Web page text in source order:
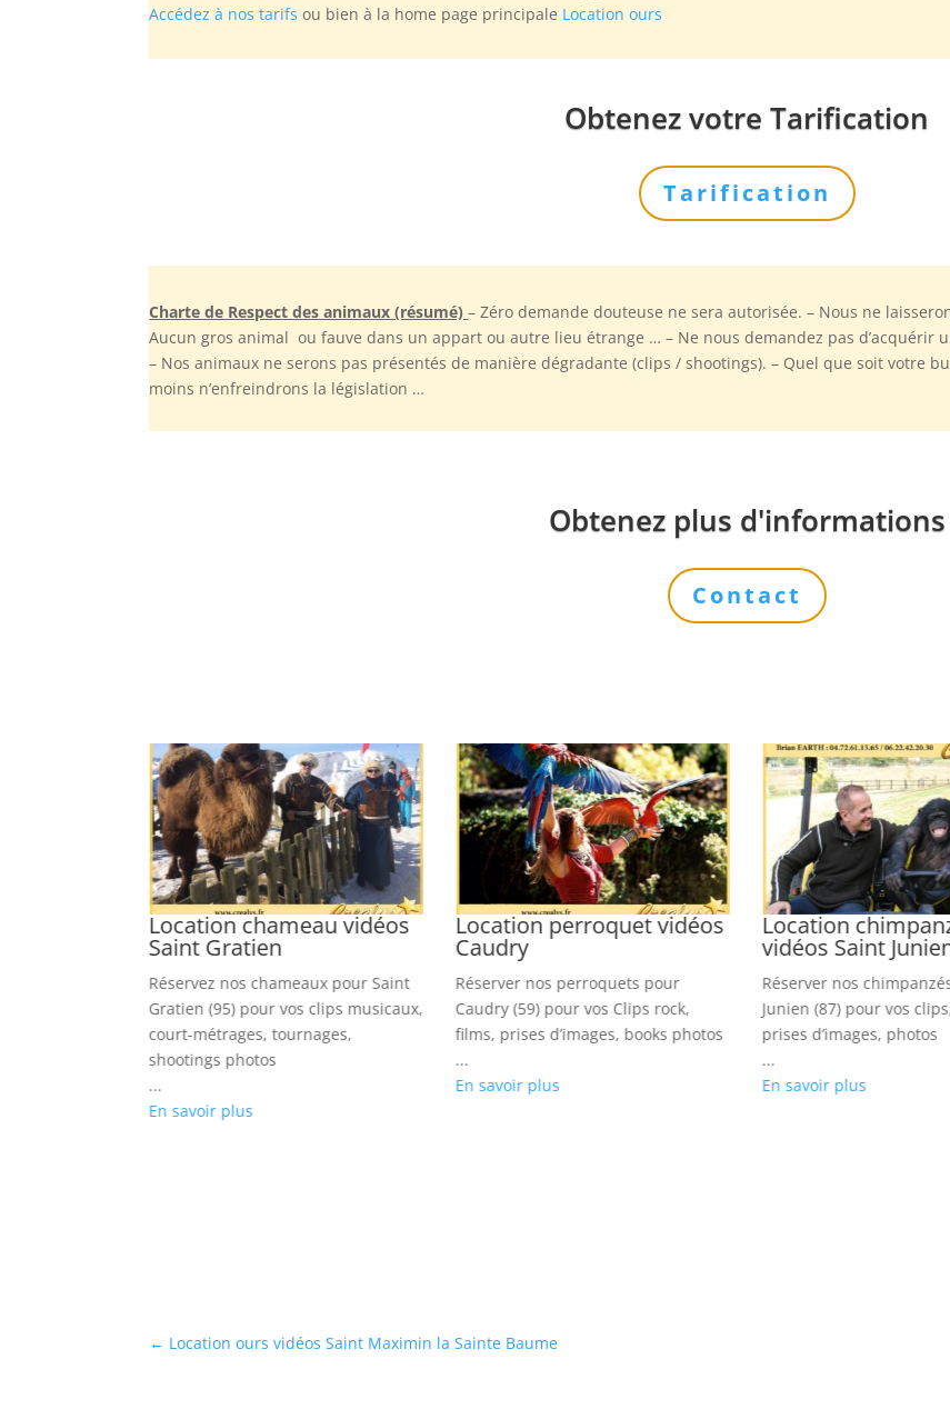
Accédez à nos tarifs ou bien à la home page principale Location ours
Obtenez votre Tarification
Tarification
Charte de Respect des animaux (résumé)– Zéro demande douteuse ne sera autorisée. – Nous ne
Aucun gros animal ou fauve dans un appart ou autre lieu étrange … – Ne nous demandez pas
– Nos animaux ne serons pas présentés de manière dégradante (clips / shootings). – Quel que soit votre
moins n’enfreindrons la législation …
Obtenez plus d'informations
Contact
Location chameau vidéos
Saint Gratien
Réservez nos chameaux pour Saint
Gratien (95) pour vos clips musicaux,
court-métrages, tournages,
shootings photos
...
En savoir plus
Location perroquet vidéos
Caudry
Réserver nos perroquets pour
Caudry (59) pour vos Clips rock,
films, prises d’images, books photos
...
En savoir plus
Location
vidéos Saint
Réserver nos
Junien (87) pour vos
prises d’images, photos
...
En savoir plus
← Location ours vidéos Saint Maximin la Sainte Baume